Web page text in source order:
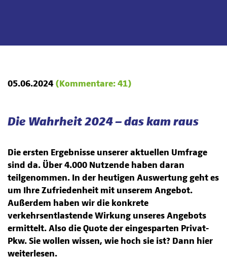
05.06.2024 (Kommentare: 41)
Die Wahrheit 2024 – das kam raus
Die ersten Ergebnisse unserer aktuellen Umfrage
sind da. Über 4.000 Nutzende haben daran
teilgenommen. In der heutigen Auswertung geht es
um Ihre Zufriedenheit mit unserem Angebot.
Außerdem haben wir die konkrete
verkehrsentlastende Wirkung unseres Angebots
ermittelt. Also die Quote der eingesparten Privat-
Pkw. Sie wollen wissen, wie hoch sie ist? Dann hier
weiterlesen.